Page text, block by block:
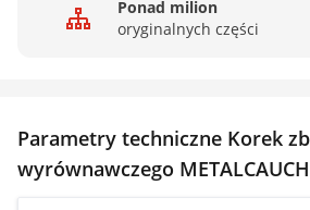
Ponad milion
oryginalnych części
Parametry techniczne Korek
wyrównawczego